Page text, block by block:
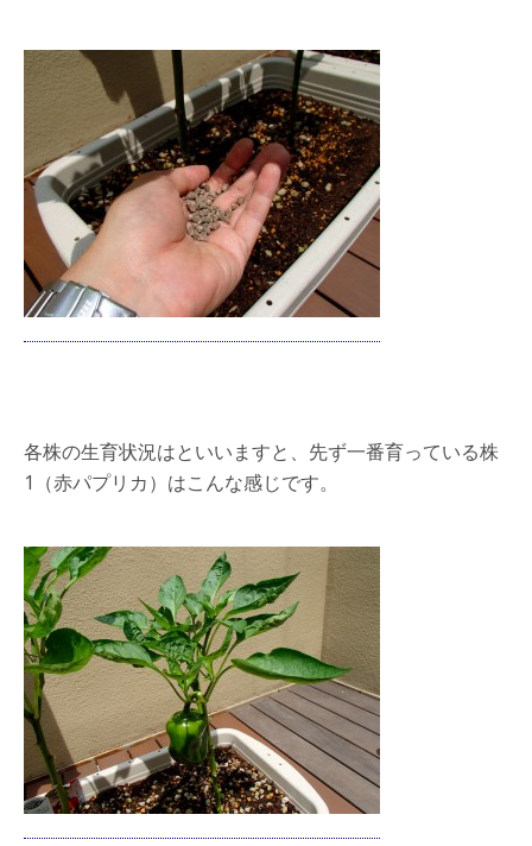
各株の生育状況はといいますと、先ず一番育っている株
1（赤パプリカ）はこんな感じです。